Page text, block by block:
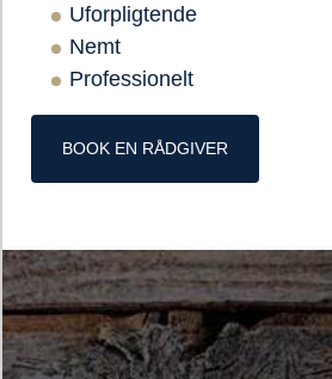
Uforpligtende
Nemt
Professionelt
BOOK EN RÅDGIVER